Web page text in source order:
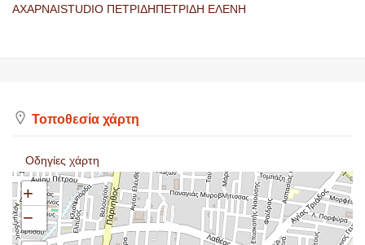
ΑΧΑΡΝΑΙSTUDIO ΠΕΤΡΙΔΗΠΕΤΡΙΔΗ ΕΛΕΝΗ
Τοποθεσία χάρτη
Οδηγίες χάρτη
+
−